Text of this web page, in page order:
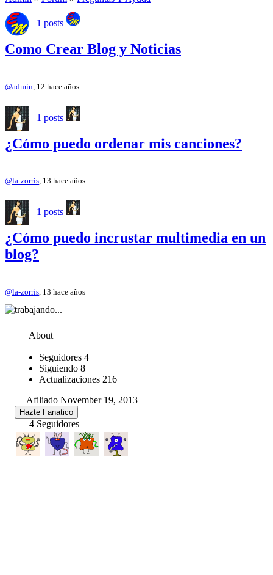
1 posts
Como Crear Blog y Noticias
@admin , 12 hace años
1 posts
¿Cómo puedo ordenar mis canciones?
@la-zorris, 13 hace años
1 posts
¿Cómo puedo incrustar multimedia en un
blog?
@la-zorris, 13 hace años
About
Seguidores 4
Siguiendo 8
Actualizaciones 216
Afiliado November 19, 2013
Hazte Fanatico
4 Seguidores